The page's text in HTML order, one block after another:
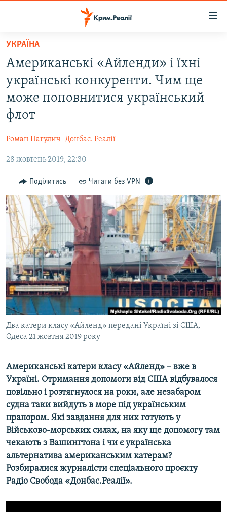
Перейти
основного
матеріалу
Перейти
до
основної
Перейти
до
ВОДА.КРИМ
ВІДЕО ТА ФОТО
ПОЛІТИКА
ІНТЕРВ'Ю
ВСЕ ЗА ДЕНЬ
СПЕЦПРОЕКТИ
ДЕПОРТАЦІЯ
ВІДЕОУРОКИ «ELIFBE»
СВІДЧЕННЯ ОКУПАЦІЇ
УКРАЇНСЬКА ПРОБЛЕМА КРИМУ
ІНФОГРАФІКА
ЯК ОБІЙТИ БЛОКУВАННЯ
Русский
Qırımtatar
ДОЛУЧАЙСЯ!
Усі сайти RFE/RL
УКРАЇНА
Американські «Айленди» і їхні
українські конкуренти. Чим ще
може поповнитися український
флот
Роман Пагулич Донбас. Реалії
28 жовтень 2019, 22:30
Поділитись Читати без VPN
Два катери класу «Айленд» передані Україні зі США,
Одеса 21 жовтня 2019 року
Американські катери класу «Айленд» – вже в
Україні. Отримання допомоги від США відбувалося
повільно і розтягнулося на роки, але незабаром
судна таки вийдуть в море під українським
прапором. Які завдання для них готують у
Військово-морських силах, на яку ще допомогу там
чекають з Вашингтона і чи є українська
альтернатива американським катерам?
Розбиралися журналісти спеціального проєкту
Радіо Свобода «Донбас.Реалії».